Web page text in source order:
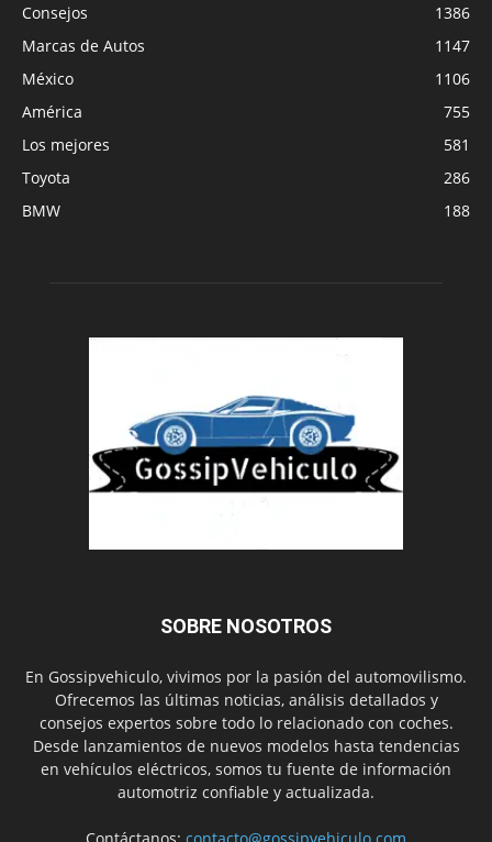
Consejos
1386
Marcas de Autos
1147
México
1106
América
755
Los mejores
581
Toyota
286
BMW
188
SOBRE NOSOTROS
En Gossipvehiculo, vivimos por la pasión del automovilismo.
Ofrecemos las últimas noticias, análisis detallados y
consejos expertos sobre todo lo relacionado con coches.
Desde lanzamientos de nuevos modelos hasta tendencias
en vehículos eléctricos, somos tu fuente de información
automotriz confiable y actualizada.
Contáctanos: contacto@gossipvehiculo.com